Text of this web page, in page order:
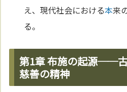
え、現代社会における本来
る。
第1章 布施の起源──
慈善の精神